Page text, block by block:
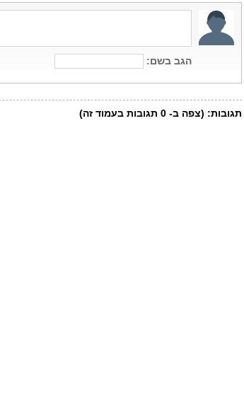
הגב בשם:
תגובות: (צפה ב- 0 תגובות בעמוד זה)